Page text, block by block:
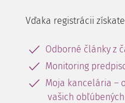
Vďaka registrácii
Odborné články z
Monitoring
Moja kancelária –
vašich